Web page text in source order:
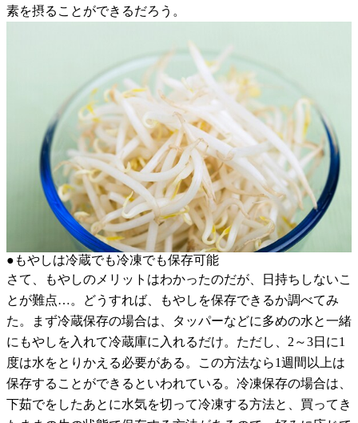
素を摂ることができるだろう。
●もやしは冷蔵でも冷凍でも保存可能
さて、もやしのメリットはわかったのだが、日持ちしないこ
とが難点…。どうすれば、もやしを保存できるか調べてみ
た。まず冷蔵保存の場合は、タッパーなどに多めの水と一緒
にもやしを入れて冷蔵庫に入れるだけ。ただし、2～3日に1
度は水をとりかえる必要がある。この方法なら1週間以上は
保存することができるといわれている。冷凍保存の場合は、
下茹でをしたあとに水気を切って冷凍する方法と、買ってき